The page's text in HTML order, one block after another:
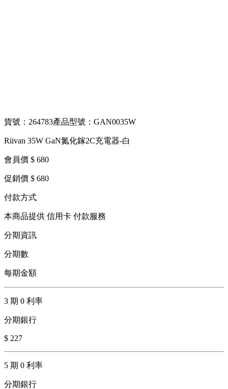
貨號：264783產品型號：GAN0035W
Riivan 35W GaN氮化鎵2C充電器-白
會員價 $ 680
促銷價 $ 680
付款方式
本商品提供 信用卡 付款服務
分期資訊
分期數
每期金額
3 期 0 利率
分期銀行
$ 227
5 期 0 利率
分期銀行